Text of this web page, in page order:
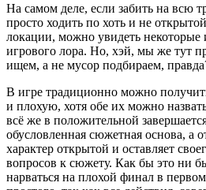
На самом деле, если забить на всю
просто ходить по хоть и не
локации, можно увидеть
игрового лора. Но, хэй, мы же тут
ищем, а не мусор подбираем,
В игре традиционно можно
и плохую, хотя обе их можно
всё же в положительной
обусловленная сюжетная основа, а
характер открытой и оставляет
вопросов к сюжету. Как бы это ни
нарваться на плохой финал в